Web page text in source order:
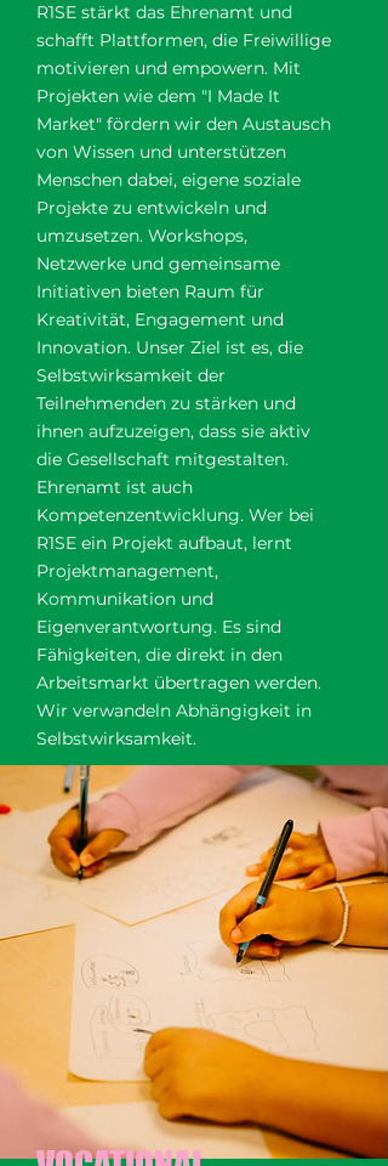
R1SE stärkt das Ehrenamt und
schafft Plattformen, die Freiwillige
motivieren und empowern. Mit
Projekten wie dem "I Made It
Market" fördern wir den Austausch
von Wissen und unterstützen
Menschen dabei, eigene soziale
Projekte zu entwickeln und
umzusetzen. Workshops,
Netzwerke und gemeinsame
Initiativen bieten Raum für
Kreativität, Engagement und
Innovation. Unser Ziel ist es, die
Selbstwirksamkeit der
Teilnehmenden zu stärken und
ihnen aufzuzeigen, dass sie aktiv
die Gesellschaft mitgestalten.
Ehrenamt ist auch
Kompetenzentwicklung. Wer bei
R1SE ein Projekt aufbaut, lernt
Projektmanagement,
Kommunikation und
Eigenverantwortung. Es sind
Fähigkeiten, die direkt in den
Arbeitsmarkt übertragen werden.
Wir verwandeln Abhängigkeit in
Selbstwirksamkeit.